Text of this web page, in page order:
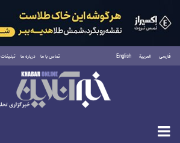
فارسی العربية English تماس با ما درباره ما تبلیغات
شنبه ۱۷ مرداد ۱۴۰۵